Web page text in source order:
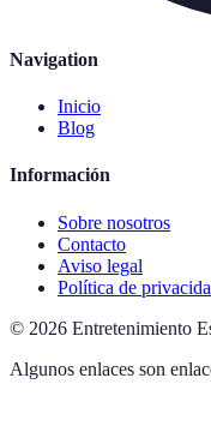
Navigation
Inicio
Blog
Información
Sobre nosotros
Contacto
Aviso legal
Política de
© 2026 Entretenimiento
Algunos enlaces son